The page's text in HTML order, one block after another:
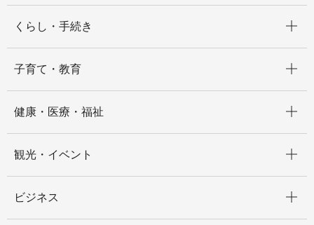
くらし・手続き
子育て・教育
健康・医療・福祉
観光・イベント
ビジネス